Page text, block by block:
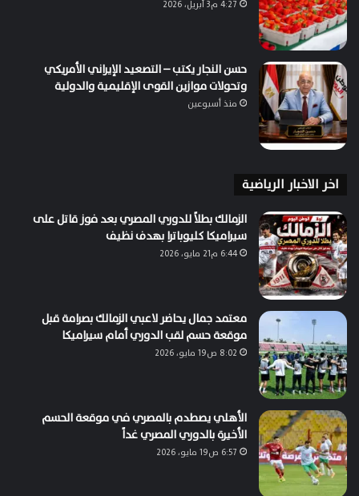
4:27 م3 أبريل، 2026
حسن النجار يكتب – التصعيد الإيراني الأمريكي
وتحولات موازين القوى الإقليمية والدولية
منذ أسبوعين
اخر الاخبار الرياضية
الزمالك بطلاً للدوري المصري بعد فوز قاتل على
سيراميكا كليوباترا بهدف نظيف
6:44 م21 مايو، 2026
معتمد جمال يحاضر لاعبي الزمالك بصرامة قبل
موقعة حسم لقب الدوري أمام سيراميكا
8:02 ص19 مايو، 2026
الأهلي يصطدم بالمصري في موقعة الحسم
الأخيرة بالدوري المصري غداً
6:57 ص19 مايو، 2026